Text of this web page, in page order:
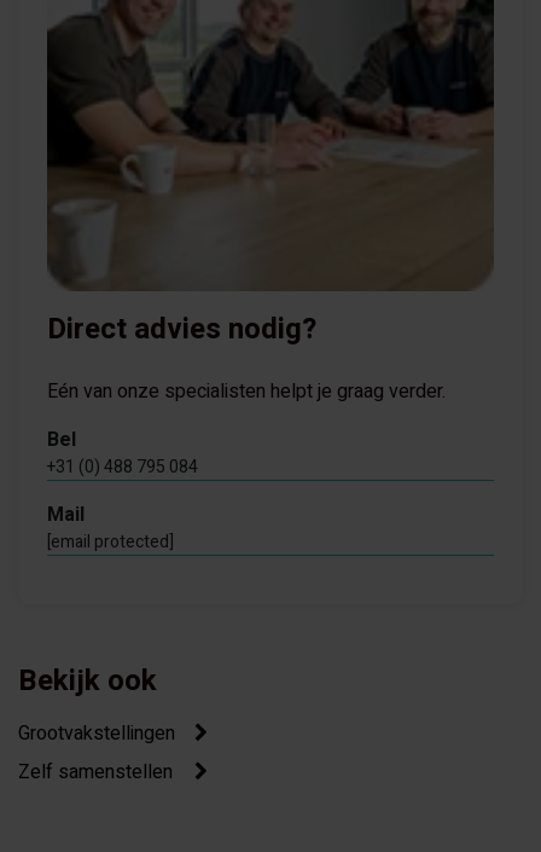
Direct advies nodig?
Eén van onze specialisten helpt je graag verder.
Bel
+31 (0) 488 795 084
Mail
[email protected]
Bekijk ook
Grootvakstellingen
Zelf samenstellen